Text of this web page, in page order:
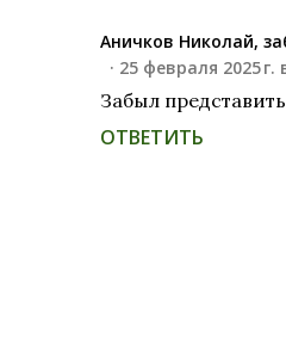
Аничков Николай,
25 февраля 2025 г.
Забыл
ОТВЕТИТЬ